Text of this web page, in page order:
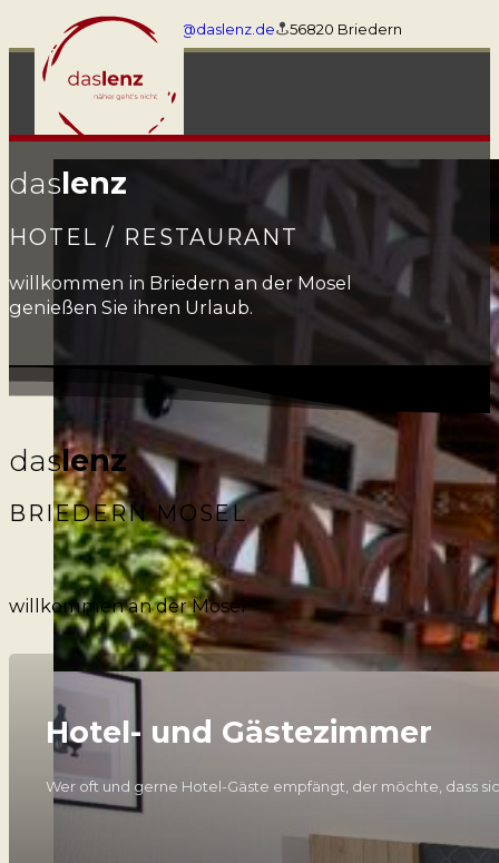
+4926731659 info@daslenz.de 56820 Briedern
daslenz
HOTEL / RESTAURANT
willkommen in Briedern an der Mosel
genießen Sie ihren Urlaub.
daslenz
BRIEDERN MOSEL
willkommen an der Mosel
Hotel- und Gästezimmer
Wer oft und gerne Hotel-Gäste empfängt, der möchte, dass